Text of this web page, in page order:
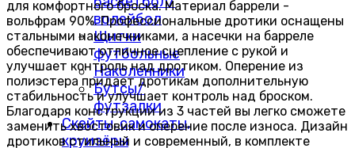
волейбол
Щитки
футбольные
Наколенники
Бутсы/
футзалки
Скейты, самокаты,
круизёры
для комфортного броска. Материал баррели -
вольфрам 90%. Профессиональные дротики оснащены
стальными наконечниками, а насечки на барреле
обеспечивают отличное сцепление с рукой и
улучшает контроль над дротиком. Оперение из
полиэстера придает дротикам дополнительную
стабильность и улучшает контроль над броском.
Благодаря конструкции из 3 частей вы легко сможете
заменить хвостовик и оперение после износа. Дизайн
дротиков стильный и современный, в комплекте